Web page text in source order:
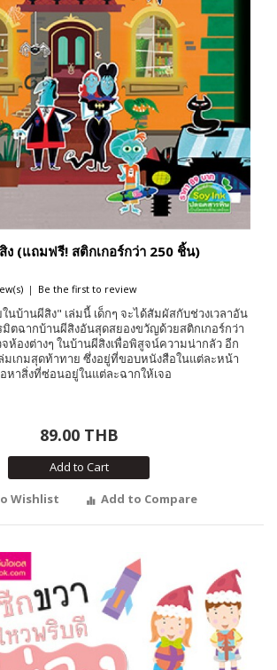
(แถมฟรี! สติกเกอร์กว่า 250 ชิ้น)
| Be the first to review
บ้านผีสิง" เล่มนี้ เด็กๆ จะได้สัมผัสกับช่วงเวลาอัน
ตฉากบ้านผีสิงอันสุดสยองขวัญด้วยสติกเกอร์กว่า
ห้องต่างๆ ในบ้านผีสิงเพื่อพิสูจน์ความน่ากลัว อีก
ล่มเกมสุดท้าทาย ซึ่งอยู่ที่ขอบหนังสือในแต่ละหน้า
หาสิ่งที่ซ่อนอยู่ในแต่ละฉากให้เจอ
89.00 THB
Add to Cart
Wishlist
Add to Compare